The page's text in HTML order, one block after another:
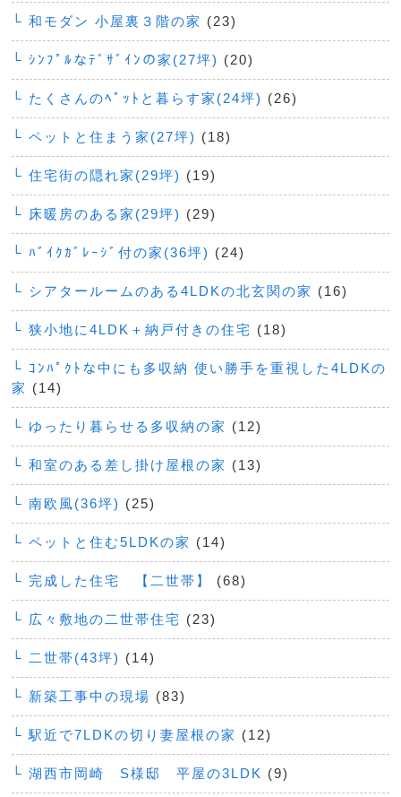
└ 和モダン 小屋裏３階の家 (23)
└ ｼﾝﾌﾟﾙなﾃﾞｻﾞｲﾝの家(27坪) (20)
└ たくさんのﾍﾟｯﾄと暮らす家(24坪) (26)
└ ペットと住まう家(27坪) (18)
└ 住宅街の隠れ家(29坪) (19)
└ 床暖房のある家(29坪) (29)
└ ﾊﾞｲｸｶﾞﾚｰｼﾞ付の家(36坪) (24)
└ シアタールームのある4LDKの北玄関の家 (16)
└ 狭小地に4LDK＋納戸付きの住宅 (18)
└ ｺﾝﾊﾟｸﾄな中にも多収納 使い勝手を重視した4LDKの
家 (14)
└ ゆったり暮らせる多収納の家 (12)
└ 和室のある差し掛け屋根の家 (13)
└ 南欧風(36坪) (25)
└ ペットと住む5LDKの家 (14)
└ 完成した住宅 【二世帯】 (68)
└ 広々敷地の二世帯住宅 (23)
└ 二世帯(43坪) (14)
└ 新築工事中の現場 (83)
└ 駅近で7LDKの切り妻屋根の家 (12)
└ 湖西市岡崎 S様邸 平屋の3LDK (9)